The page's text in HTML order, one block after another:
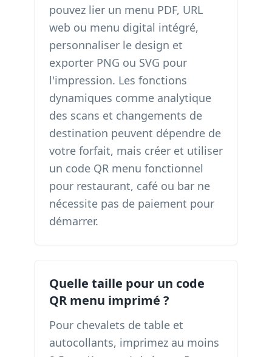
pouvez lier un menu PDF, URL
web ou menu digital intégré,
personnaliser le design et
exporter PNG ou SVG pour
l'impression. Les fonctions
dynamiques comme analytique
des scans et changements de
destination peuvent dépendre de
votre forfait, mais créer et utiliser
un code QR menu fonctionnel
pour restaurant, café ou bar ne
nécessite pas de paiement pour
démarrer.
Quelle taille pour un code
QR menu imprimé ?
Pour chevalets de table et
autocollants, imprimez au moins